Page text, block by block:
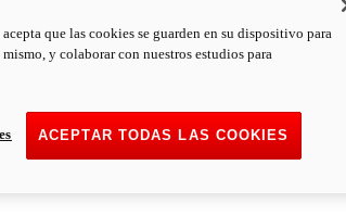
que las cookies se guarden en su dispositivo para
y colaborar con nuestros estudios para
ACEPTAR TODAS LAS COOKIES